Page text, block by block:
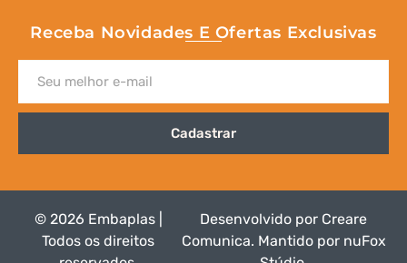
Receba Novidades E Ofertas Exclusivas
Cadastrar
© 2026 Embaplas |
Todos os direitos
Desenvolvido por Creare
Comunica. Mantido por nuFox